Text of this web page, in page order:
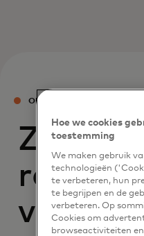
OPLOSSINGEN VOOR
Zakelijke
Hoe we cookies
toestemming
We maken gebruik
technologieën
te verbeteren, hun
te begrijpen en de
verbeteren. Op
Cookies om
browseactiviteiten